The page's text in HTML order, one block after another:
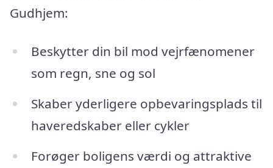
Gudhjem:
Beskytter din bil mod vejrfænomener
som regn, sne og sol
Skaber yderligere opbevaringsplads til
haveredskaber eller cykler
Forøger boligens værdi og attraktive